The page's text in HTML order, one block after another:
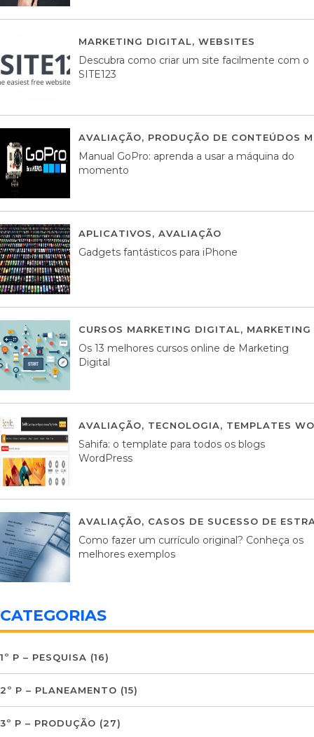
MARKETING DIGITAL, WEBSITES
Descubra como criar um site facilmente com o
SITE123
AVALIAÇÃO, PRODUÇÃO DE CONTEÚDOS
Manual GoPro: aprenda a usar a máquina do
momento
APLICATIVOS, AVALIAÇÃO
Gadgets fantásticos para iPhone
CURSOS MARKETING DIGITAL,
Os 13 melhores cursos online de Marketing
Digital
AVALIAÇÃO, TECNOLOGIA, TEMPLATES
Sahifa: o template para todos os blogs
WordPress
AVALIAÇÃO, CASOS DE SUCESSO DE
Como fazer um currículo original? Conheça os
melhores exemplos
CATEGORIAS
1º P – PESQUISA (16)
2º P – PLANEAMENTO (15)
3º P – PRODUÇÃO (27)